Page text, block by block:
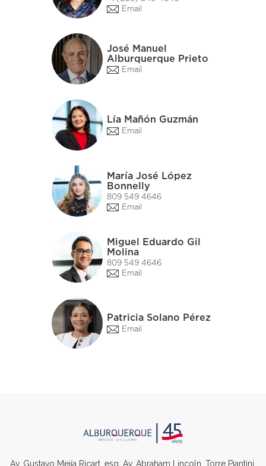
Email
José Manuel
Alburquerque Prieto
Email
Lía Mañón Guzmán
Email
María José López
Bonnelly
809 549 4646
Email
Miguel Eduardo Gil
Molina
809 549 4646
Email
Patricia Solano Pérez
Email
Av. Gustavo Mejía Ricart, esq. Av. Abraham Lincoln, Torre Piantini,